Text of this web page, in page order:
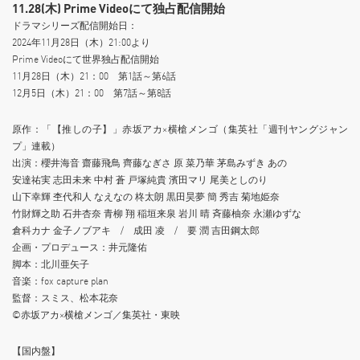
11.28(木) Prime Videoにて独占配信開始
ドラマシリーズ配信開始日：
2024年11月28日（木）21:00より
Prime Videoにて世界独占配信開始
11月28日（木）21：00 第1話～第6話
12月5日（木）21：00 第7話～第8話
原作：「【推しの子】」赤坂アカ×横槍メンゴ（集英社「週刊ヤングジャン
プ」連載）
出演：櫻井海音 齋藤飛鳥 齊藤なぎさ 原 菜乃華 茅島みずき あの
安達祐実 志田未来 中村 蒼 戸塚純貴 濱田マリ 尾美としのり
山下幸輝 杢代和人 なえなの 柊太朗 黒田昊夢 簡 秀吉 菊地姫奈
竹財輝之助 石井杏奈 青柳 翔 稲垣来泉 岩川 晴 斉藤柚奈 永瀬ゆずな
倉科カナ 金子ノブアキ / 成田 凌 / 要 潤 吉田鋼太郎
企画・プロデュース：井元隆佑
脚本：北川亜矢子
音楽：fox capture plan
監督：スミス、松本花奈
©赤坂アカ×横槍メンゴ／集英社・東映
【国内盤】